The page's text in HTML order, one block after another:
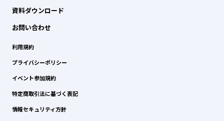
資料ダウンロード
お問い合わせ
利用規約
プライバシーポリシー
イベント参加規約
特定商取引法に基づく表記
情報セキュリティ方針